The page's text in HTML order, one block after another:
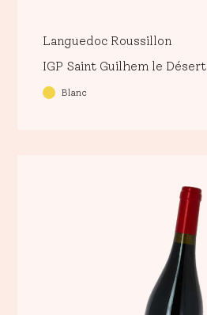
Languedoc Roussillon
IGP Saint Guilhem le Désert
Blanc